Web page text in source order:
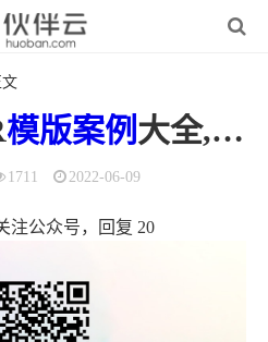
模版案例 大全,非常齐全,果断收藏了!（okr工作模板）
1711 2022-06-09
注公众号，回复 20